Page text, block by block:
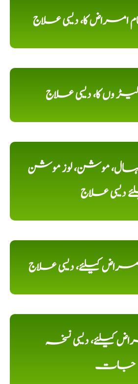
کا، دیسی علاج
وں کا، دیسی علاج
موشن، لوز موشن
دیسی علاج
کیلئے، دیسی علاج
کیلئے، دیسی نسخہ
جات